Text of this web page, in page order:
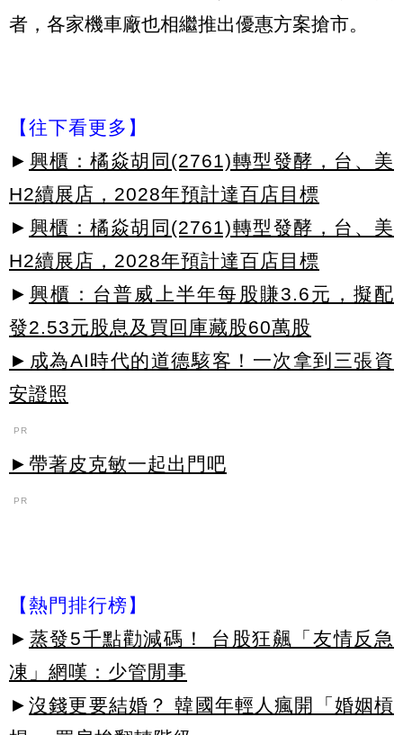
者，各家機車廠也相繼推出優惠方案搶市。
【往下看更多】
► 興櫃：橘焱胡同(2761)轉型發酵，台、美
H2續展店，2028年預計達百店目標
► 興櫃：橘焱胡同(2761)轉型發酵，台、美
H2續展店，2028年預計達百店目標
► 興櫃：台普威上半年每股賺3.6元，擬配
發2.53元股息及買回庫藏股60萬股
►成為AI時代的道德駭客！一次拿到三張資
安證照
PR
►帶著皮克敏一起出門吧
PR
【熱門排行榜】
► 蒸發5千點勸減碼！ 台股狂飆「友情反急
凍」網嘆：少管閒事
► 沒錢更要結婚？ 韓國年輕人瘋開「婚姻槓